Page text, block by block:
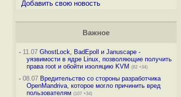
Добавить свою новость
Важное
-11.07 GhostLock, BadEpoll и Januscape -
уязвимости в ядре Linux, позволяющие получить
права root и обойти изоляцию KVM (82 +34)
-08.07 Вредительство со стороны разработчика
OpenMandriva, которое могло причинить вред
пользователям (107 +34)